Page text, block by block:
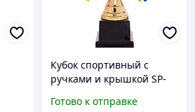
Кубок спортивный с
ручками и крышкой SP-
высота 45см золотой
Готово к отправке